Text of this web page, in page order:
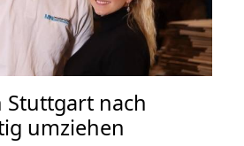
Stuttgart nach
umziehen